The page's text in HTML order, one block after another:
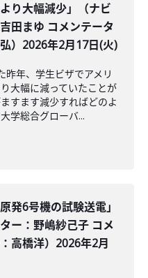
り大幅減少」（ナビ
田まゆ コメンテータ
）2026年2月17日(火)
昨年、学生ビザでアメリ
大幅に減っていたことが
すます減少すればどのよ
学総合グローバ...
発6号機の試験送電」
ター：野嶋紗己子 コメ
高橋洋）2026年2月